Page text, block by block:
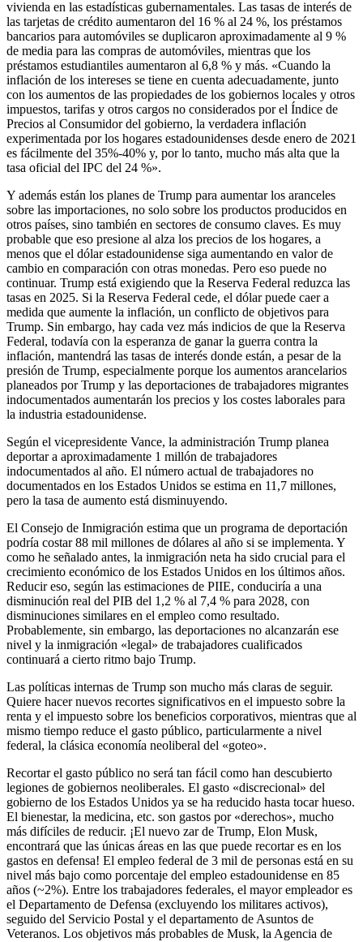
vivienda en las estadísticas gubernamentales. Las tasas de interés de
las tarjetas de crédito aumentaron del 16 % al 24 %, los préstamos
bancarios para automóviles se duplicaron aproximadamente al 9 %
de media para las compras de automóviles, mientras que los
préstamos estudiantiles aumentaron al 6,8 % y más. «Cuando la
inflación de los intereses se tiene en cuenta adecuadamente, junto
con los aumentos de las propiedades de los gobiernos locales y otros
impuestos, tarifas y otros cargos no considerados por el Índice de
Precios al Consumidor del gobierno, la verdadera inflación
experimentada por los hogares estadounidenses desde enero de 2021
es fácilmente del 35%-40% y, por lo tanto, mucho más alta que la
tasa oficial del IPC del 24 %».
Y además están los planes de Trump para aumentar los aranceles
sobre las importaciones, no solo sobre los productos producidos en
otros países, sino también en sectores de consumo claves. Es muy
probable que eso presione al alza los precios de los hogares, a
menos que el dólar estadounidense siga aumentando en valor de
cambio en comparación con otras monedas. Pero eso puede no
continuar. Trump está exigiendo que la Reserva Federal reduzca las
tasas en 2025. Si la Reserva Federal cede, el dólar puede caer a
medida que aumente la inflación, un conflicto de objetivos para
Trump. Sin embargo, hay cada vez más indicios de que la Reserva
Federal, todavía con la esperanza de ganar la guerra contra la
inflación, mantendrá las tasas de interés donde están, a pesar de la
presión de Trump, especialmente porque los aumentos arancelarios
planeados por Trump y las deportaciones de trabajadores migrantes
indocumentados aumentarán los precios y los costes laborales para
la industria estadounidense.
Según el vicepresidente Vance, la administración Trump planea
deportar a aproximadamente 1 millón de trabajadores
indocumentados al año. El número actual de trabajadores no
documentados en los Estados Unidos se estima en 11,7 millones,
pero la tasa de aumento está disminuyendo.
El Consejo de Inmigración estima que un programa de deportación
podría costar 88 mil millones de dólares al año si se implementa. Y
como he señalado antes, la inmigración neta ha sido crucial para el
crecimiento económico de los Estados Unidos en los últimos años.
Reducir eso, según las estimaciones de PIIE, conduciría a una
disminución real del PIB del 1,2 % al 7,4 % para 2028, con
disminuciones similares en el empleo como resultado.
Probablemente, sin embargo, las deportaciones no alcanzarán ese
nivel y la inmigración «legal» de trabajadores cualificados
continuará a cierto ritmo bajo Trump.
Las políticas internas de Trump son mucho más claras de seguir.
Quiere hacer nuevos recortes significativos en el impuesto sobre la
renta y el impuesto sobre los beneficios corporativos, mientras que al
mismo tiempo reduce el gasto público, particularmente a nivel
federal, la clásica economía neoliberal del «goteo».
Recortar el gasto público no será tan fácil como han descubierto
legiones de gobiernos neoliberales. El gasto «discrecional» del
gobierno de los Estados Unidos ya se ha reducido hasta tocar hueso.
El bienestar, la medicina, etc. son gastos por «derechos», mucho
más difíciles de reducir. ¡El nuevo zar de Trump, Elon Musk,
encontrará que las únicas áreas en las que puede recortar es en los
gastos en defensa! El empleo federal de 3 mil de personas está en su
nivel más bajo como porcentaje del empleo estadounidense en 85
años (~2%). Entre los trabajadores federales, el mayor empleador es
el Departamento de Defensa (excluyendo los militares activos),
seguido del Servicio Postal y el departamento de Asuntos de
Veteranos. Los objetivos más probables de Musk, la Agencia de